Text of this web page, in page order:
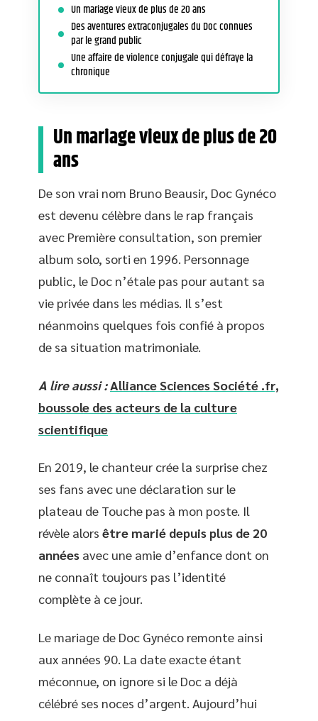
Un mariage vieux de plus de 20 ans
Des aventures extraconjugales du Doc connues
par le grand public
Une affaire de violence conjugale qui défraye la
chronique
Un mariage vieux de plus de 20
ans
De son vrai nom Bruno Beausir, Doc Gynéco
est devenu célèbre dans le rap français
avec Première consultation, son premier
album solo, sorti en 1996. Personnage
public, le Doc n’étale pas pour autant sa
vie privée dans les médias. Il s’est
néanmoins quelques fois confié à propos
de sa situation matrimoniale.
A lire aussi : Alliance Sciences Société .fr,
boussole des acteurs de la culture
scientifique
En 2019, le chanteur crée la surprise chez
ses fans avec une déclaration sur le
plateau de Touche pas à mon poste. Il
révèle alors être marié depuis plus de 20
années avec une amie d’enfance dont on
ne connaît toujours pas l’identité
complète à ce jour.
Le mariage de Doc Gynéco remonte ainsi
aux années 90. La date exacte étant
méconnue, on ignore si le Doc a déjà
célébré ses noces d’argent. Aujourd’hui